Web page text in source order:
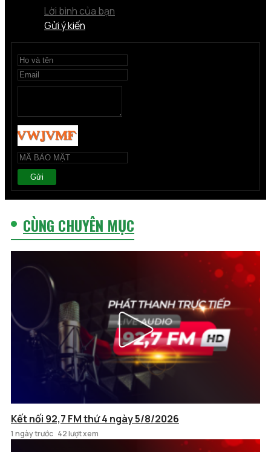
Lời bình của bạn
Gửi ý kiến
Gửi
CÙNG CHUYÊN MỤC
Kết nối 92,7 FM thứ 4 ngày 5/8/2026
1 ngày trước 42 lượt xem